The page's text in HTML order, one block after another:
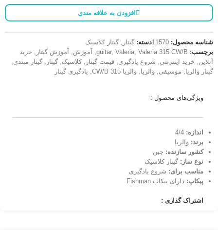
افزودن به علاقه مندی
شناسه محصول: 11570دسته: گیتار , گیتار کلاسیک
برچسب:
guitar, Valeria, Valeria 315 CW/B
, آموزش, آموزش گیتار , خرید
آنلاین, خرید اینترنتی, شروع یادگیری, قیمت گیتار , کلاسیک, گیتار , گیتار مبتدی,
گیتار والریا, موسیقی, والریا, والریا 315 CW/B , یادگیری گیتار
ویژگی‌های محصول :
اندازه:‌
برند: والریا
کشور سازنده: چین
نوع ساز: گیتار کلاسیک
مناسب برای: شروع یادگیری
پیکاپ: دارای پیکاپ Fishman
اشتراک گذاری :